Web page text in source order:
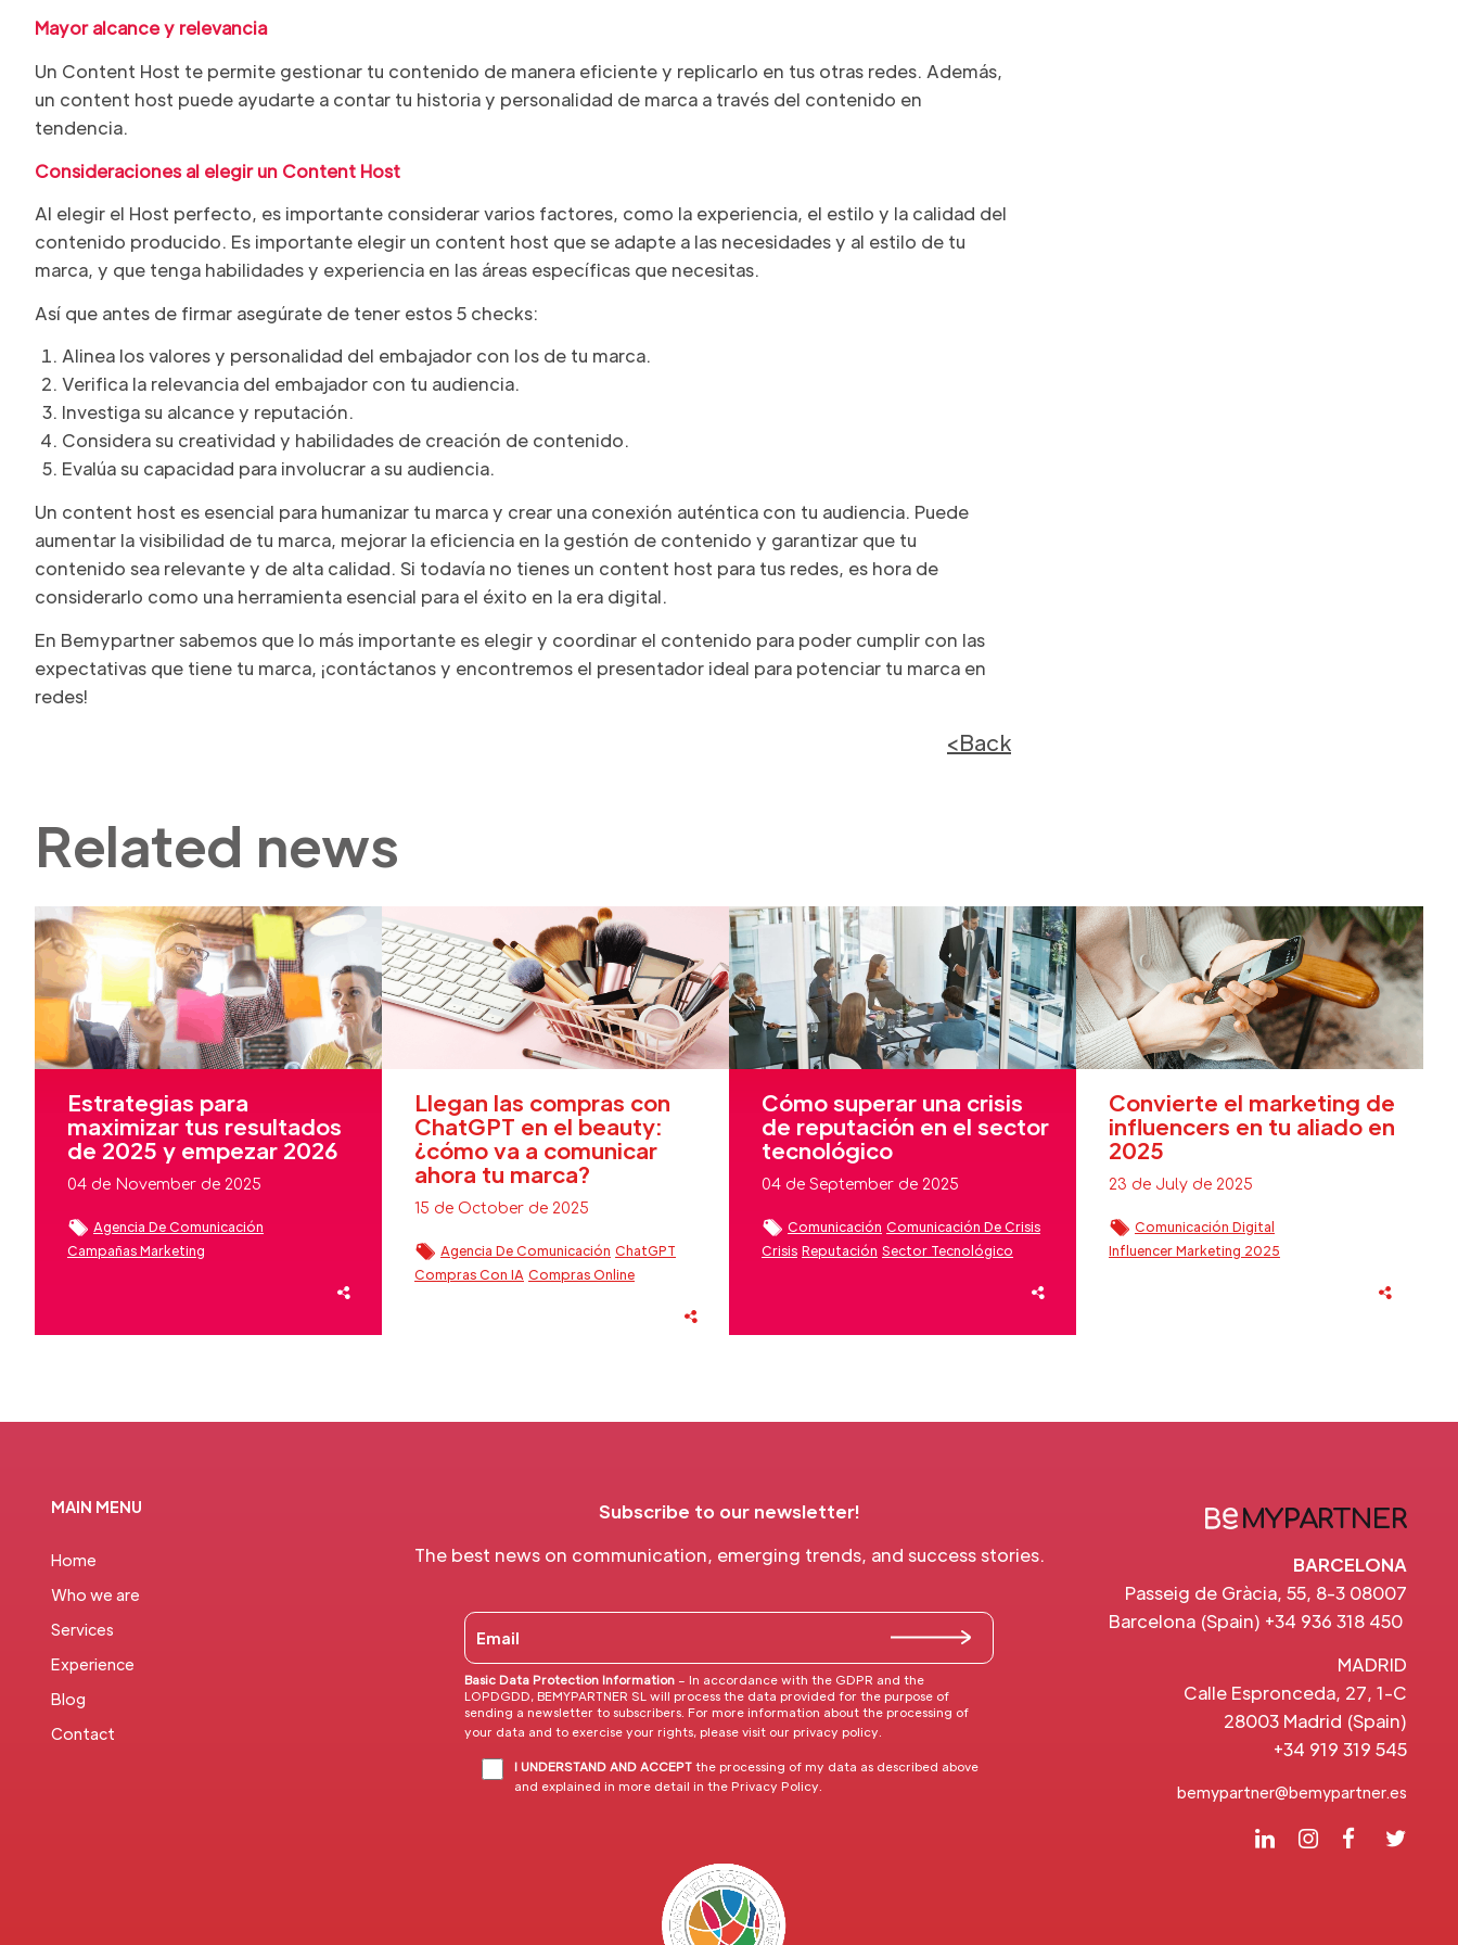
Mayor alcance y relevancia
Un Content Host te permite gestionar tu contenido de manera eficiente y replicarlo en tus otras redes. Además,
un content host puede ayudarte a contar tu historia y personalidad de marca a través del contenido en
tendencia.
Consideraciones al elegir un Content Host
Al elegir el Host perfecto, es importante considerar varios factores, como la experiencia, el estilo y la calidad del
contenido producido. Es importante elegir un content host que se adapte a las necesidades y al estilo de tu
marca, y que tenga habilidades y experiencia en las áreas específicas que necesitas.
Así que antes de firmar asegúrate de tener estos 5 checks:
Alinea los valores y personalidad del embajador con los de tu marca.
Verifica la relevancia del embajador con tu audiencia.
Investiga su alcance y reputación.
Considera su creatividad y habilidades de creación de contenido.
Evalúa su capacidad para involucrar a su audiencia.
Un content host es esencial para humanizar tu marca y crear una conexión auténtica con tu audiencia. Puede
aumentar la visibilidad de tu marca, mejorar la eficiencia en la gestión de contenido y garantizar que tu
contenido sea relevante y de alta calidad. Si todavía no tienes un content host para tus redes, es hora de
considerarlo como una herramienta esencial para el éxito en la era digital.
En Bemypartner sabemos que lo más importante es elegir y coordinar el contenido para poder cumplir con las
expectativas que tiene tu marca, ¡contáctanos y encontremos el presentador ideal para potenciar tu marca en
redes!
<Back
Related news
Estrategias para
maximizar tus resultados
de 2025 y empezar 2026
04 de November de 2025
Agencia De Comunicación
Campañas Marketing
Llegan las compras con
ChatGPT en el beauty:
¿cómo va a comunicar
ahora tu marca?
15 de October de 2025
Agencia De Comunicación ChatGPT
Compras Con IA Compras Online
Cómo superar una crisis
de reputación en el sector
tecnológico
04 de September de 2025
Comunicación Comunicación De Crisis
Crisis Reputación Sector Tecnológico
Convierte el marketing de
influencers en tu aliado en
2025
23 de July de 2025
Comunicación Digital
Influencer Marketing 2025
MAIN MENU
Home
Who we are
Services
Experience
Blog
Contact
Subscribe to our newsletter!
The best news on communication, emerging trends, and success stories.
Basic Data Protection Information – In accordance with the GDPR and the
LOPDGDD, BEMYPARTNER SL will process the data provided for the purpose of
sending a newsletter to subscribers. For more information about the processing of
your data and to exercise your rights, please visit our privacy policy
I UNDERSTAND AND ACCEPT the processing of my data as described above
and explained in more detail in the Privacy Policy
BARCELONA
Passeig de Gràcia, 55, 8-3 08007
Barcelona (Spain) +34 936 318 450
MADRID
Calle Espronceda, 27, 1-C
28003 Madrid (Spain)
+34 919 319 545
bemypartner@bemypartner.es